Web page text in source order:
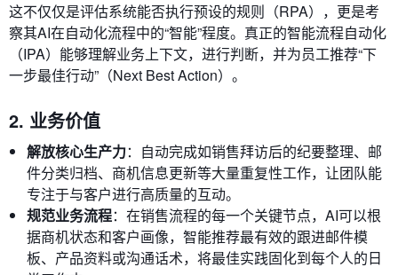
这不仅仅是评估系统能否执行预设的规则（RPA），更是考
察其AI在自动化流程中的“智能”程度。真正的智能流程自动化
（IPA）能够理解业务上下文，进行判断，并为员工推荐“下
一步最佳行动”（Next Best Action）。
2. 业务价值
解放核心生产力：自动完成如销售拜访后的纪要整理、邮
件分类归档、商机信息更新等大量重复性工作，让团队能
专注于与客户进行高质量的互动。
规范业务流程：在销售流程的每一个关键节点，AI可以根
据商机状态和客户画像，智能推荐最有效的跟进邮件模
板、产品资料或沟通话术，将最佳实践固化到每个人的日